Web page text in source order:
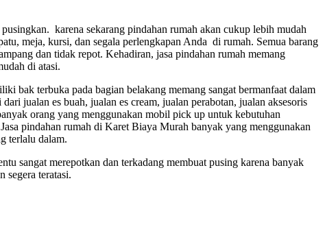
karena sekarang pindahan rumah akan cukup lebih mudah
meja, kursi, dan segala perlengkapan Anda di rumah. Semua barang
dan tidak repot. Kehadiran, jasa pindahan rumah memang
di atasi.
bak terbuka pada bagian belakang memang sangat bermanfaat dalam
jualan es buah, jualan es cream, jualan perabotan, jualan aksesoris
orang yang menggunakan mobil pick up untuk kebutuhan
pindahan rumah di Karet Biaya Murah banyak yang menggunakan
terlalu dalam.
sangat merepotkan dan terkadang membuat pusing karena banyak
segera teratasi.